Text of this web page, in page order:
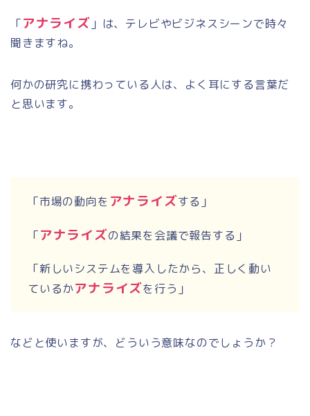
「アナライズ 」は、テレビやビジネスシーンで時々
聞きますね。
何かの研究に携わっている人は、よく耳にする言葉だ
と思います。
「市場の動向を アナライズする」
「アナライズの結果を会議で報告する」
「新しいシステムを導入したから、正しく動い
ているかアナライズを行う」
などと使いますが、どういう意味なのでしょうか？